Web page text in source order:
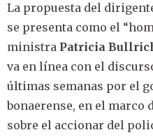
La propuesta del
se presenta como el
ministra Patricia
va en línea con el
últimas semanas por el
bonaerense, en el marco
sobre el accionar del